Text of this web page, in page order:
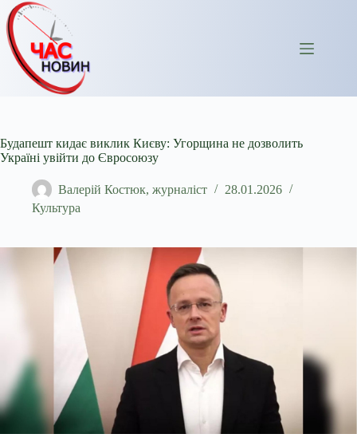
Перейти
до
вмісту
Будапешт кидає виклик Києву: Угорщина не дозволить
Україні увійти до Євросоюзу
Валерій Костюк, журналіст
28.01.2026
Культура